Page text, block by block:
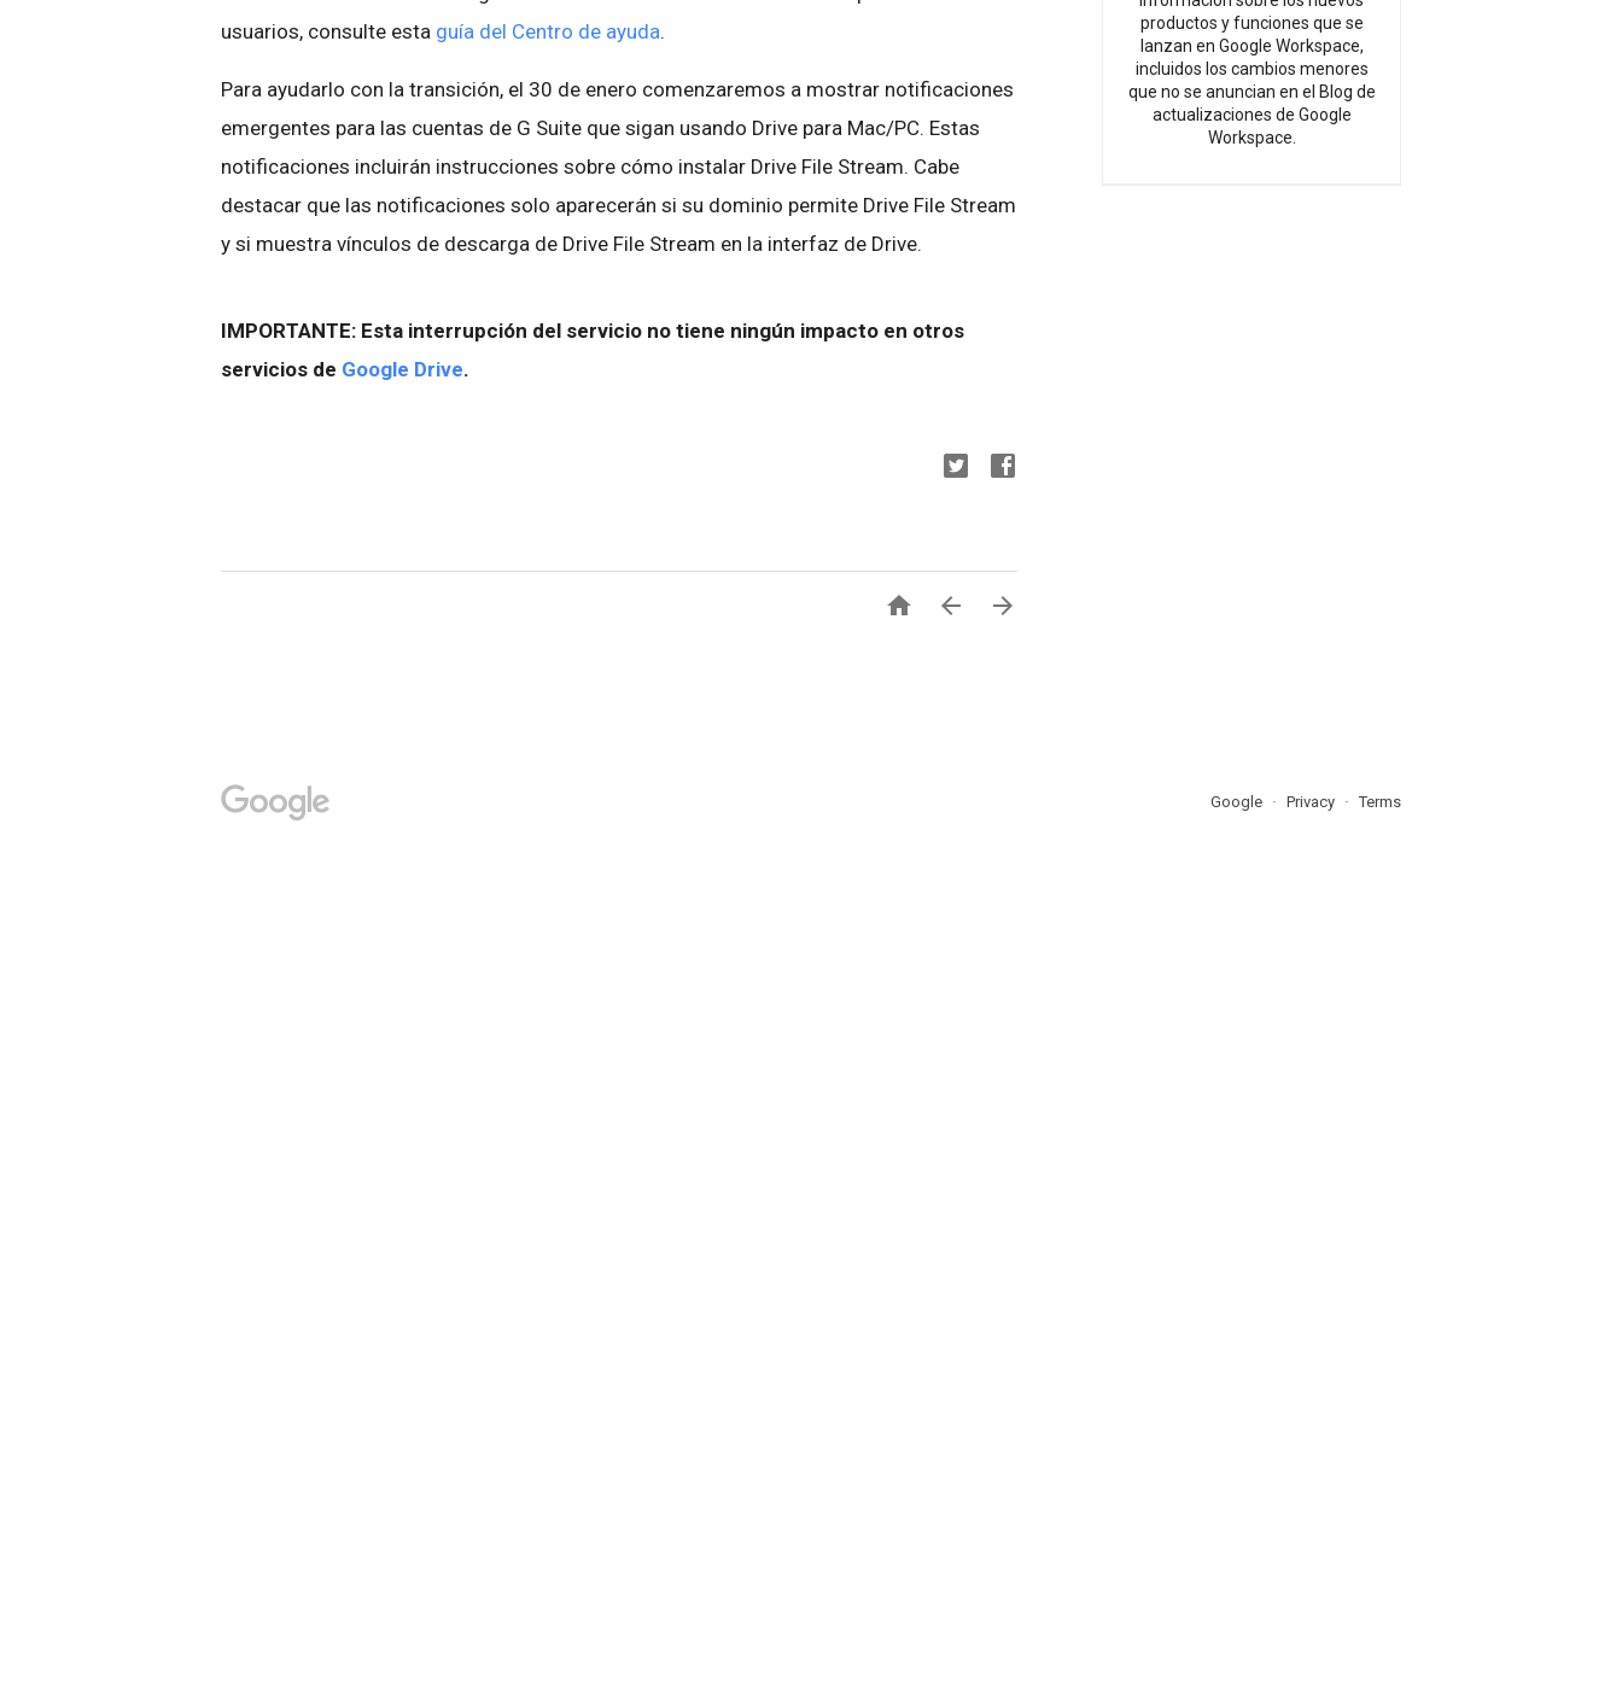
usuarios, consulte esta guía del Centro de ayuda.
Para ayudarlo con la transición, el 30 de enero comenzaremos a mostrar notificaciones
emergentes para las cuentas de G Suite que sigan usando Drive para Mac/PC. Estas
notificaciones incluirán instrucciones sobre cómo instalar Drive File Stream. Cabe
destacar que las notificaciones solo aparecerán si su dominio permite Drive File Stream
y si muestra vínculos de descarga de Drive File Stream en la interfaz de Drive.
IMPORTANTE: Esta interrupción del servicio no tiene ningún impacto en otros
servicios de Google Drive.
  
productos y funciones que se
lanzan en Google Workspace,
incluidos los cambios menores
que no se anuncian en el Blog de
actualizaciones de Google
Workspace.
Google Privacy Terms